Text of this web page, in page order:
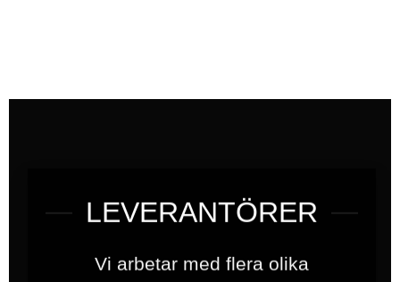
LEVERANTÖRER
Vi arbetar med flera olika